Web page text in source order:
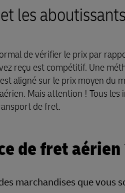
les
de vérifier le prix par
reçu est compétitif. Une
aligné sur le prix moyen du
Mais attention ! Tous
de fret.
de fret aérien
marchandises que vous